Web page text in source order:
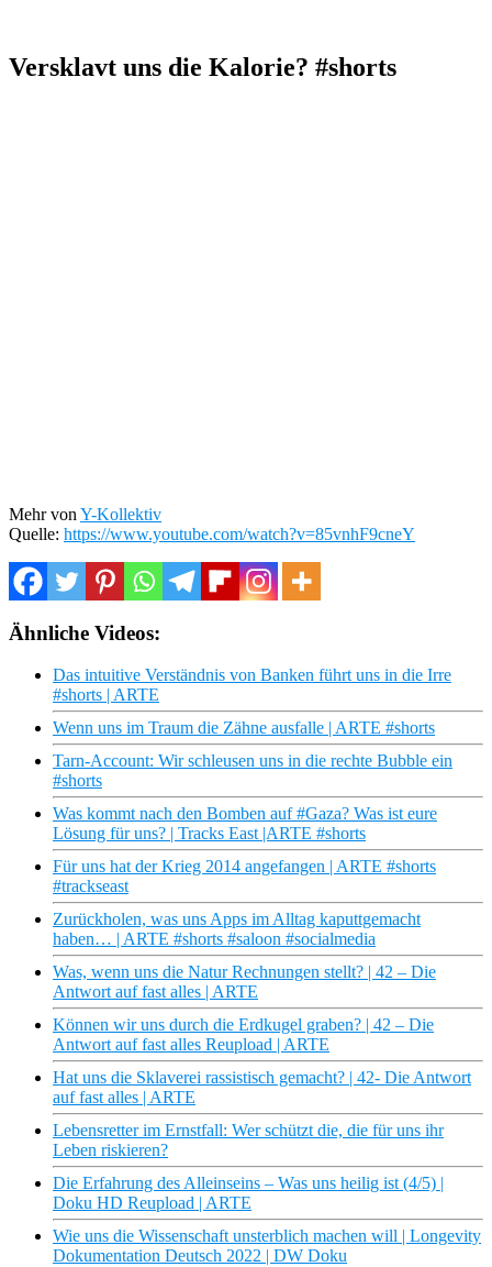
Versklavt uns die Kalorie? #shorts
Mehr von Y-Kollektiv
Quelle: https://www.youtube.com/watch?v=85vnhF9cneY
Ähnliche Videos:
Das intuitive Verständnis von Banken führt uns in die Irre
#shorts | ARTE
Wenn uns im Traum die Zähne ausfalle | ARTE #shorts
Tarn-Account: Wir schleusen uns in die rechte Bubble ein
#shorts
Was kommt nach den Bomben auf #Gaza? Was ist eure
Lösung für uns? | Tracks East |ARTE #shorts
Für uns hat der Krieg 2014 angefangen | ARTE #shorts
#trackseast
Zurückholen, was uns Apps im Alltag kaputtgemacht
haben… | ARTE #shorts #saloon #socialmedia
Was, wenn uns die Natur Rechnungen stellt? | 42 – Die
Antwort auf fast alles | ARTE
Können wir uns durch die Erdkugel graben? | 42 – Die
Antwort auf fast alles Reupload | ARTE
Hat uns die Sklaverei rassistisch gemacht? | 42- Die Antwort
auf fast alles | ARTE
Lebensretter im Ernstfall: Wer schützt die, die für uns ihr
Leben riskieren?
Die Erfahrung des Alleinseins – Was uns heilig ist (4/5) |
Doku HD Reupload | ARTE
Wie uns die Wissenschaft unsterblich machen will | Longevity
Dokumentation Deutsch 2022 | DW Doku